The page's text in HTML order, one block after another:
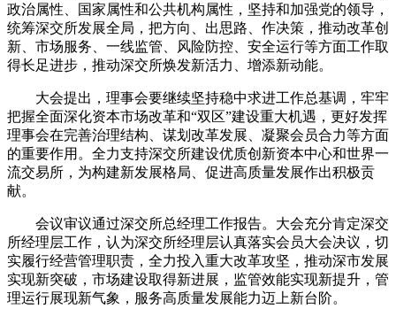
政治属性、国家属性和公共机构属性，坚持和加强党的领导，
统筹深交所发展全局，把方向、出思路、作决策，推动改革创
新、市场服务、一线监管、风险防控、安全运行等方面工作取
得长足进步，推动深交所焕发新活力、增添新动能。
大会提出，理事会要继续坚持稳中求进工作总基调，牢牢
把握全面深化资本市场改革和“双区”建设重大机遇，更好发挥
理事会在完善治理结构、谋划改革发展、凝聚会员合力等方面
的重要作用。全力支持深交所建设优质创新资本中心和世界一
流交易所，为构建新发展格局、促进高质量发展作出积极贡
献。
会议审议通过深交所总经理工作报告。大会充分肯定深交
所经理层工作，认为深交所经理层认真落实会员大会决议，切
实履行经营管理职责，全力投入重大改革攻坚，推动深市发展
实现新突破，市场建设取得新进展，监管效能实现新提升，管
理运行展现新气象，服务高质量发展能力迈上新台阶。